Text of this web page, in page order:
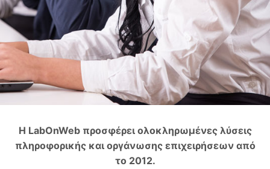
Η LabOnWeb προσφέρει ολοκληρωμένες λύσεις
πληροφορικής και οργάνωσης επιχειρήσεων από
το 2012.